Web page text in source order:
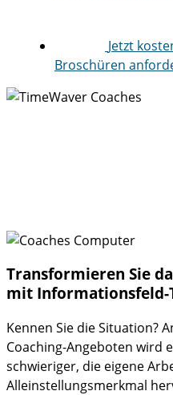
Jetzt
Broschüren
Transformieren Sie
mit Informationsfeld-
Kennen Sie die Situation?
Coaching-Angeboten wird
schwieriger, die eigene
Alleinstellungsmerkmal